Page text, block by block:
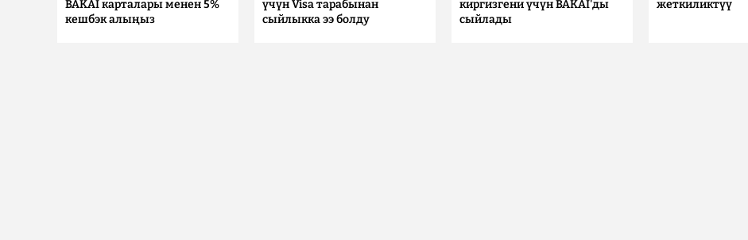
BAKAI карталары менен 5%
кешбэк алыңыз
үчүн Visa тарабынан
сыйлыкка ээ болду
киргизгени үчүн BAKAI'ды
сыйлады
жеткиликтүү